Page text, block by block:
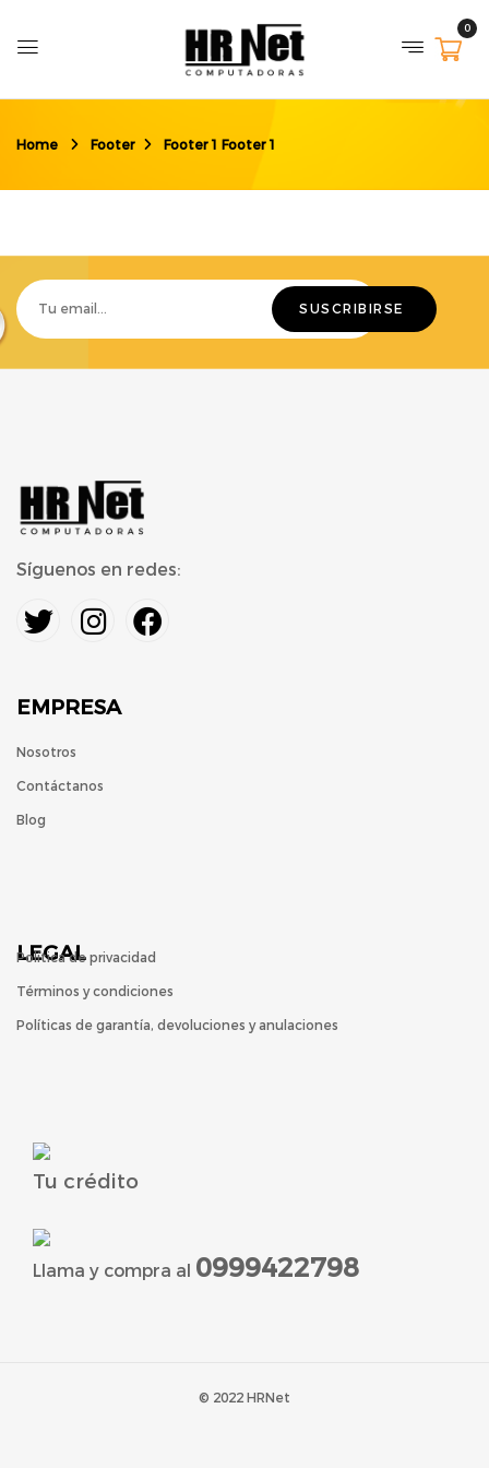
0
Home Footer Footer 1 Footer 1
Síguenos en redes:
EMPRESA
Nosotros
Contáctanos
Blog
LEGAL
Política de privacidad
Términos y condiciones
Políticas de garantía, devoluciones y anulaciones
Tu crédito
Llama y compra al 0999422798
© 2022 HRNet